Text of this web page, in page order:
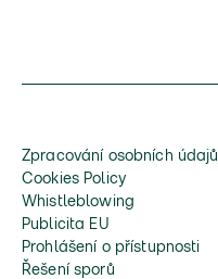
Zpracování osobních údajů
Cookies Policy
Whistleblowing
Publicita EU
Prohlášení o přístupnosti
Řešení sporů